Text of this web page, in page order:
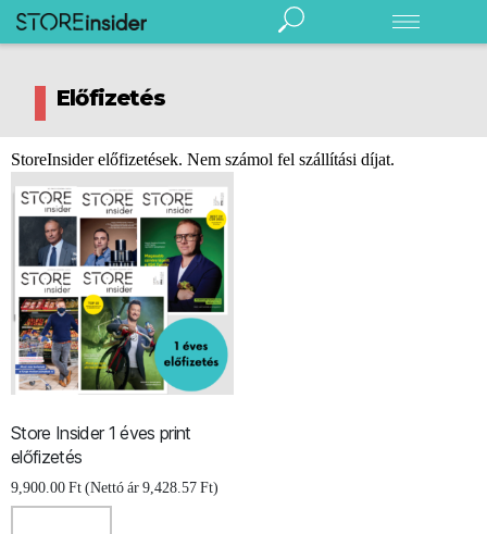
Digitális Store Insider
Előfizetés
Hírlevél
Kereskedelem
Élelmiszeripar
Márka/gyártó
Fogyasztó
Fenntarthatóság
English
Podcast
Store
Előfizetés
StoreInsider előfizetések. Nem számol fel szállítási díjat.
Store Insider 1 éves print
előfizetés
9,900.00Ft(Nettó ár9,428.57Ft)